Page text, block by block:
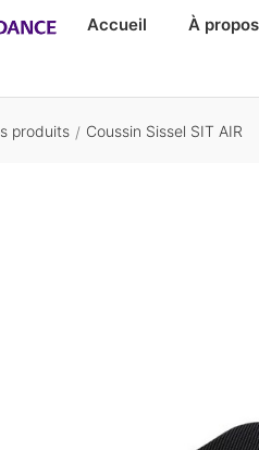
Accueil À propos
produits / Coussin Sissel SIT AIR